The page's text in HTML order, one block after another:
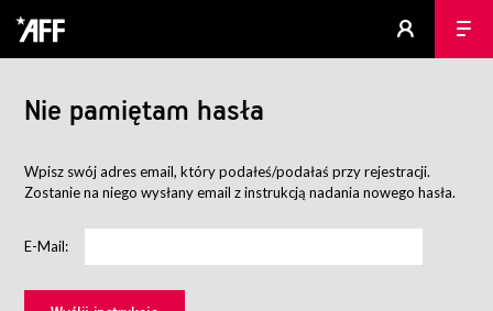
Nie pamiętam hasła
Wpisz swój adres email, który podałeś/podałaś przy rejestracji.
Zostanie na niego wysłany email z instrukcją nadania nowego hasła.
E-Mail: